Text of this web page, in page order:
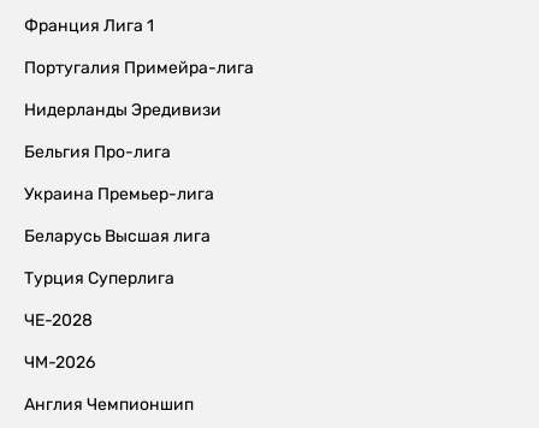
Франция Лига 1
Португалия Примейра-лига
Нидерланды Эредивизи
Бельгия Про-лига
Украина Премьер-лига
Беларусь Высшая лига
Турция Суперлига
ЧЕ-2028
ЧМ-2026
Англия Чемпионшип